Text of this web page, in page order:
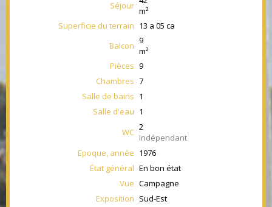
Séjour m²
Superficie du terrain 13 a 05 ca
Balcon 9
m²
Pièces 9
Chambres 7
Salle de bains 1
Salle d'eau 1
WC 2
Indépendant
Epoque, année 1976
État général En bon état
Vue Campagne
Exposition Sud-Est